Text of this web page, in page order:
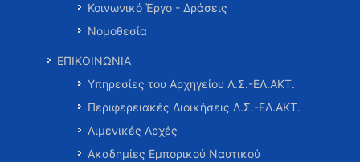
Κοινωνικό Έργο - Δράσεις
Νομοθεσία
ΕΠΙΚΟΙΝΩΝΙΑ
Υπηρεσίες του Αρχηγείου Λ.Σ.-ΕΛ.ΑΚΤ.
Περιφερειακές Διοικήσεις Λ.Σ.-ΕΛ.ΑΚΤ.
Λιμενικές Αρχές
Ακαδημίες Εμπορικού Ναυτικού